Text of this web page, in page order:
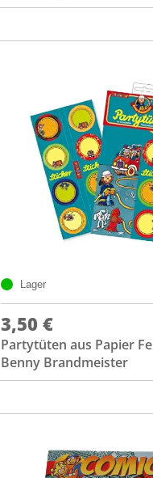
Lager
3,50 €
Partytüten aus Papier
Benny Brandmeister